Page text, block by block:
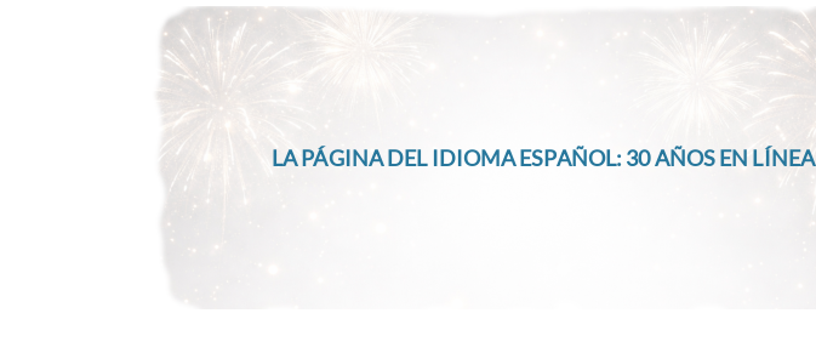
LA PÁGINA DEL IDIOMA ESPAÑOL: 30 AÑOS EN LÍNEA